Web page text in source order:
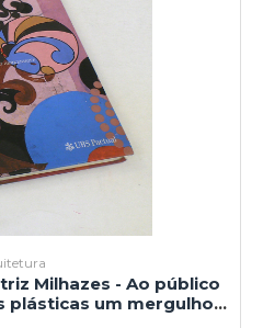
Milhazes - Ao público
plásticas um mergulho